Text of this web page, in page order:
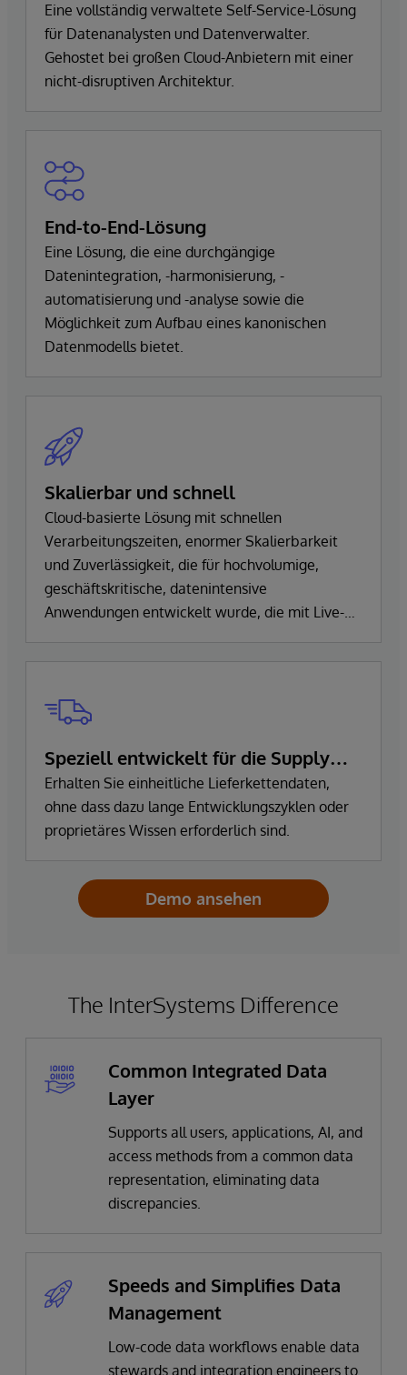
Eine vollständig verwaltete Self-Service-Lösung
für Datenanalysten und Datenverwalter.
Gehostet bei großen Cloud-Anbietern mit einer
nicht-disruptiven Architektur.
End-to-End-Lösung
Eine Lösung, die eine durchgängige
Datenintegration, -harmonisierung, -
automatisierung und -analyse sowie die
Möglichkeit zum Aufbau eines kanonischen
Datenmodells bietet.
Skalierbar und schnell
Cloud-basierte Lösung mit schnellen
Verarbeitungszeiten, enormer Skalierbarkeit
und Zuverlässigkeit, die für hochvolumige,
geschäftskritische, datenintensive
Anwendungen entwickelt wurde, die mit Live-
Speziell entwickelt für die Supply
Chain
Erhalten Sie einheitliche Lieferkettendaten,
ohne dass dazu lange Entwicklungszyklen oder
proprietäres Wissen erforderlich sind.
Demo ansehen
The InterSystems Difference
Common Integrated Data
Layer
Supports all users, applications, AI, and
access methods from a common data
representation, eliminating data
discrepancies.​
Speeds and Simplifies Data
Management
Low-code data workflows enable data
stewards and integration engineers to